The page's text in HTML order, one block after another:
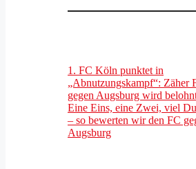
1. FC Köln punktet in
„Abnutzungskampf“: Zäher
gegen Augsburg wird
Eine Eins, eine Zwei, viel
– so bewerten wir den FC
Augsburg